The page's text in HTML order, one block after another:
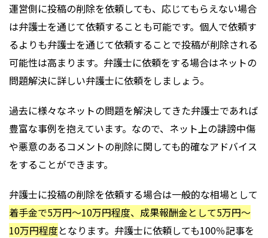
運営側に投稿の削除を依頼しても、応じてもらえない場合
は弁護士を通じて依頼することも可能です。個人で依頼す
るよりも弁護士を通じて依頼することで投稿が削除される
可能性は高まります。弁護士に依頼をする場合はネットの
問題解決に詳しい弁護士に依頼をしましょう。
過去に様々なネットの問題を解決してきた弁護士であれば
豊富な事例を抱えています。なので、ネット上の誹謗中傷
や悪意のあるコメントの削除に関しても的確なアドバイス
をすることができます。
弁護士に投稿の削除を依頼する場合は一般的な相場として
着手金で5万円～10万円程度、成果報酬金として5万円～
10万円程度となります。弁護士に依頼しても100％記事を